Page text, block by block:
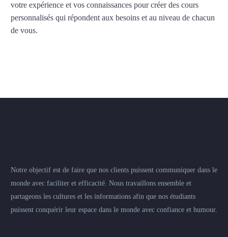
votre expérience et vos connaissances pour créer des cours
personnalisés qui répondent aux besoins et au niveau de chacun
de vous.
Notre objectif est de faire que nos clients puissent communiquer dans le
monde avec faciliter et efficacité. Nous travaillons ensemble et
partageons les cultures et les informations afin que nos étudiants
puissent conquérir leur espace dans le monde avec confiance et humour.